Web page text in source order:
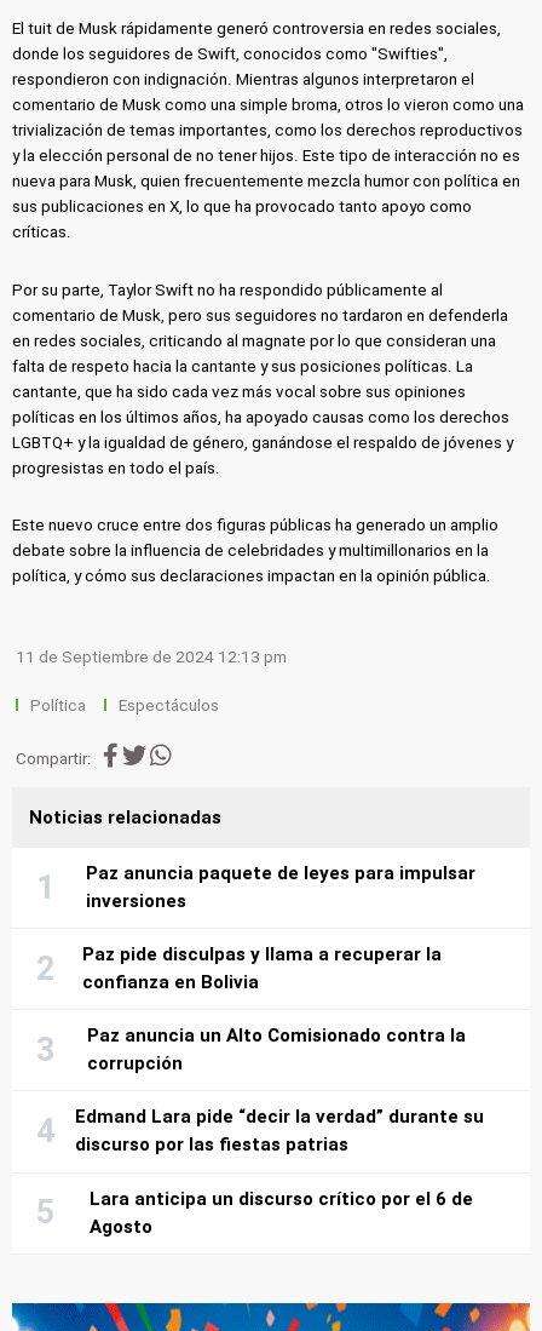
El tuit de Musk rápidamente generó controversia en redes sociales,
donde los seguidores de Swift, conocidos como "Swifties",
respondieron con indignación. Mientras algunos interpretaron el
comentario de Musk como una simple broma, otros lo vieron como una
trivialización de temas importantes, como los derechos reproductivos
y la elección personal de no tener hijos. Este tipo de interacción no es
nueva para Musk, quien frecuentemente mezcla humor con política en
sus publicaciones en X, lo que ha provocado tanto apoyo como
críticas.
Por su parte, Taylor Swift no ha respondido públicamente al
comentario de Musk, pero sus seguidores no tardaron en defenderla
en redes sociales, criticando al magnate por lo que consideran una
falta de respeto hacia la cantante y sus posiciones políticas. La
cantante, que ha sido cada vez más vocal sobre sus opiniones
políticas en los últimos años, ha apoyado causas como los derechos
LGBTQ+ y la igualdad de género, ganándose el respaldo de jóvenes y
progresistas en todo el país.
Este nuevo cruce entre dos figuras públicas ha generado un amplio
debate sobre la influencia de celebridades y multimillonarios en la
política, y cómo sus declaraciones impactan en la opinión pública.
11 de Septiembre de 2024 12:13 pm
Política Espectáculos
Compartir:
Noticias relacionadas
Paz anuncia paquete de leyes para impulsar
inversiones
Paz pide disculpas y llama a recuperar la
confianza en Bolivia
Paz anuncia un Alto Comisionado contra la
corrupción
Edmand Lara pide “decir la verdad” durante su
discurso por las fiestas patrias
Lara anticipa un discurso crítico por el 6 de
Agosto